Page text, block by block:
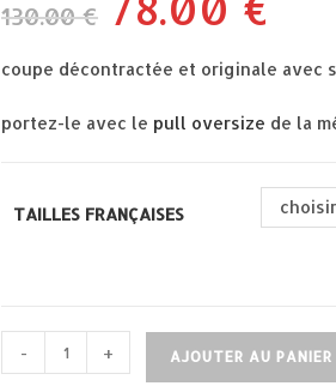
130.00€
prix
initial
130.00 €.
coupe décontractée et originale avec
portez-le avec le pull oversize de la
TAILLES FRANÇAISES
quantité
de
- + AJOUTER AU PANIER